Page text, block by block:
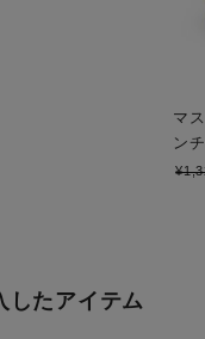
マ
ン
したアイテム